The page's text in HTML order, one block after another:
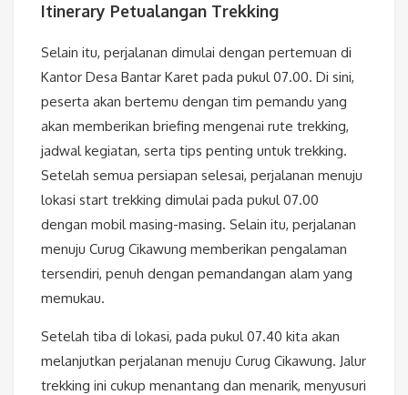
Itinerary Petualangan Trekking
Selain itu, perjalanan dimulai dengan pertemuan di
Kantor Desa Bantar Karet pada pukul 07.00. Di sini,
peserta akan bertemu dengan tim pemandu yang
akan memberikan briefing mengenai rute trekking,
jadwal kegiatan, serta tips penting untuk trekking.
Setelah semua persiapan selesai, perjalanan menuju
lokasi start trekking dimulai pada pukul 07.00
dengan mobil masing-masing. Selain itu, perjalanan
menuju Curug Cikawung memberikan pengalaman
tersendiri, penuh dengan pemandangan alam yang
memukau.
Setelah tiba di lokasi, pada pukul 07.40 kita akan
melanjutkan perjalanan menuju Curug Cikawung. Jalur
trekking ini cukup menantang dan menarik, menyusuri